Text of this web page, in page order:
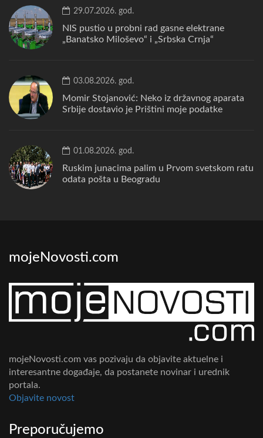
29.07.2026. god.
NIS pustio u probni rad gasne elektrane
„Banatsko Miloševo“ i „Srbska Crnja“
03.08.2026. god.
Momir Stojanović: Neko iz državnog aparata
Srbije dostavio je Prištini moje podatke
01.08.2026. god.
Ruskim junacima palim u Prvom svetskom ratu
odata pošta u Beogradu
mojeNovosti.com
mojeNovosti.com vas pozivaju da objavite aktuelne i
interesantne događaje, da postanete novinar i urednik
portala.
Objavite novost
Preporučujemo